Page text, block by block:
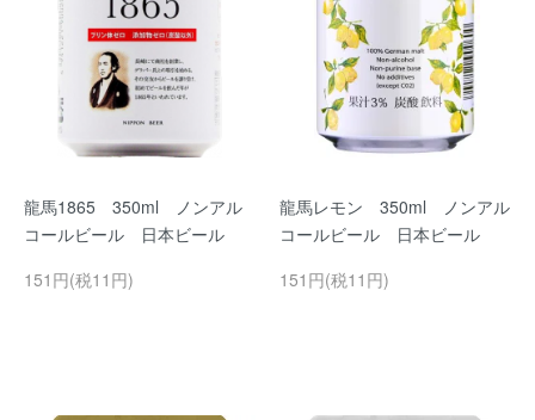
龍馬1865 350ml ノンアル
コールビール 日本ビール
151円(税11円)
龍馬レモン 350ml ノンアル
コールビール 日本ビール
151円(税11円)